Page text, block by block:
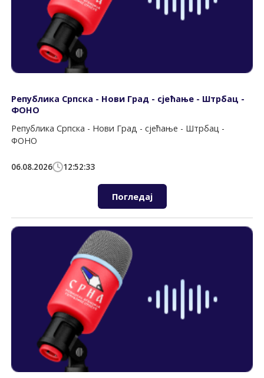
Република Српска - Нови Град - сјећање - Штрбац -
ФОНО
Република Српска - Нови Град - сјећање - Штрбац -
ФОНО
06.08.2026 12:52:33
Погледај